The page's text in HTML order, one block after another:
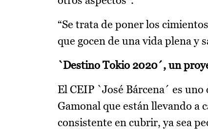
“Se trata de poner los
que gocen de una vida plena y
`Destino Tokio 2020´, un
El CEIP `José Bárcena´ es
Gamonal que están llevando a
consistente en cubrir, ya sea